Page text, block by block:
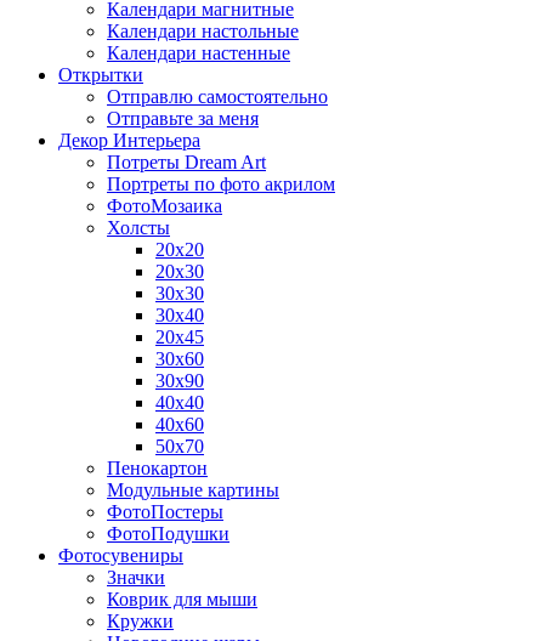
Календари магнитные
Календари настольные
Календари настенные
Открытки
Отправлю самостоятельно
Отправьте за меня
Декор Интерьера
Потреты Dream Art
Портреты по фото акрилом
ФотоМозаика
Холсты
20х20
20х30
30х30
30х40
20х45
30х60
30х90
40х40
40х60
50х70
Пенокартон
Модульные картины
ФотоПостеры
ФотоПодушки
Фотоcувениры
Значки
Коврик для мыши
Кружки